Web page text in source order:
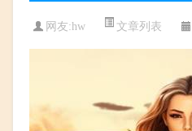
网友:hw 文章列表